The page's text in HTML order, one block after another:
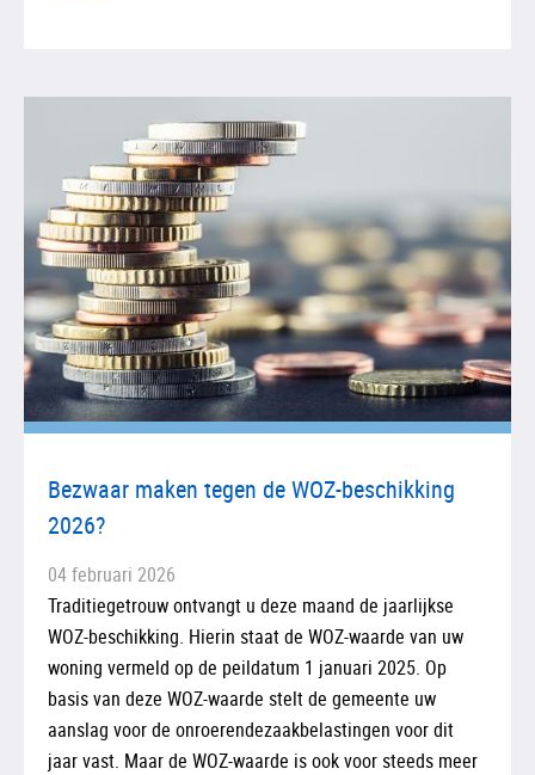
Bezwaar maken tegen de WOZ-beschikking
2026?
04 februari 2026
Traditiegetrouw ontvangt u deze maand de jaarlijkse
WOZ-beschikking. Hierin staat de WOZ-waarde van uw
woning vermeld op de peildatum 1 januari 2025. Op
basis van deze WOZ-waarde stelt de gemeente uw
aanslag voor de onroerendezaakbelastingen voor dit
jaar vast. Maar de WOZ-waarde is ook voor steeds meer